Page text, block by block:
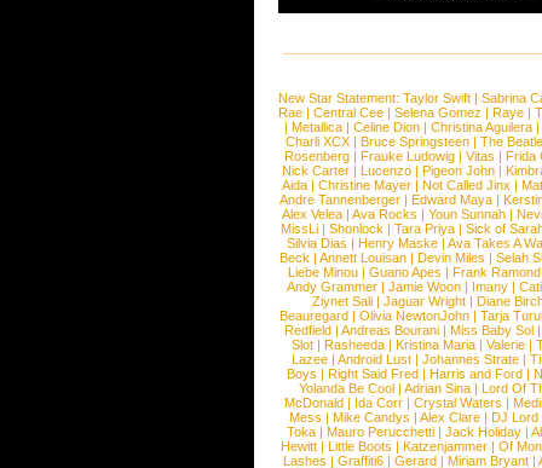
New Star Statement: Taylor Swift | Sabrina
Rae |Central Cee |Selena Gomez |Raye |
| Metallica | Celine Dion | Christina Aguilera |
Charli XCX |Bruce Springsteen |The
Rosenberg | Frauke Ludowig | Vitas | Frida
Nick Carter | Lucenzo | Pigeon John |
Aida |Christine Mayer |Not Called Jinx |
Andre Tannenberger | Edward Maya |
Alex Velea | Ava Rocks | Youn Sunnah |
MissLi | Shonlock | Tara Priya | Sick of
Silvia Dias |Henry Maske |Ava Takes A
Beck |Annett Louisan |Devin Miles |Selah
Liebe Minou |Guano Apes |Frank Ramond
Andy Grammer |Jamie Woon | Imany |
Ziynet Sali |Jaguar Wright |Diane
Beauregard |Olivia NewtonJohn |Tarja
Redfield | Andreas Bourani | Miss Baby Sol
Slot | Rasheeda | Kristina Maria | Valerie |
Lazee | Android Lust | Johannes Strate |
Boys | Right Said Fred | Harris and Ford |
Yolanda Be Cool |Adrian Sina |Lord Of
McDonald | Ida Corr |Crystal Waters |
Mess | Mike Candys | Alex Clare | DJ Lord
Toka | Mauro Perucchetti | Jack Holiday |
Hewitt |Little Boots |Katzenjammer |Of
Lashes |Graffiti6 |Gerard |Miriam Bryant |